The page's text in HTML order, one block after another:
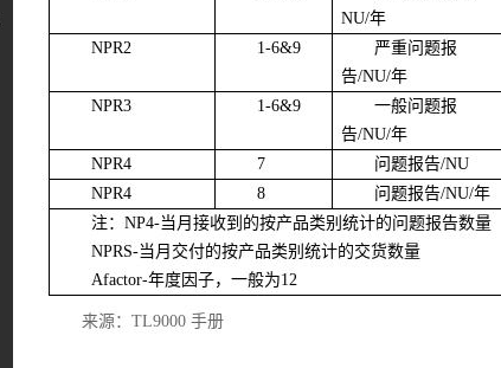
NU/年
NPR2 1-6&9
严重问题报
告/NU/年
NPR3 1-6&9
一般问题报
告/NU/年
NPR4 7 问题报告/NU
NPR4
8 问题报告/NU/年
注：NP4-当月接收到的按产品类别统计的问题报告数量
NPRS-当月交付的按产品类别统计的交货数量
Afactor-年度因子，一般为12
来源：TL9000 手册